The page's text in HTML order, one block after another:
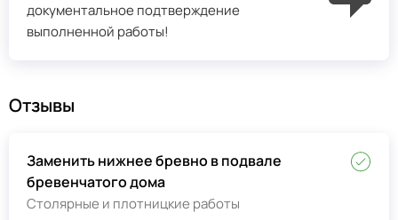
документальное подтверждение
выполненной работы!
Отзывы
Заменить нижнее бревно в подвале
бревенчатого дома
Столярные и плотницкие работы